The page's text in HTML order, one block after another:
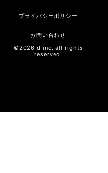
プライバシーポリシー
お問い合わせ
©2026 d inc. all rights
reserved.